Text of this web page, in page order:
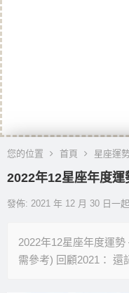
您的位置 首頁 星座運
2022年12星座年度運
發佈: 2021 年 12 月 30 日一
2022年12星座年度運
需參考) 回顧2021： 還